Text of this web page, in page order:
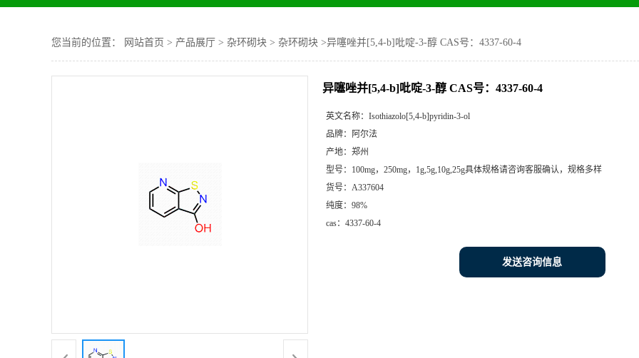
您当前的位置： 网站首页 > 产品展厅 > 杂环砌块 > 杂环砌块 >异噻唑并[5,4-b]吡啶-3-醇 CAS号：4337-60-4
异噻唑并[5,4-b]吡啶-3-醇 CAS号：4337-60-4
英文名称： Isothiazolo[5,4-b]pyridin-3-ol
品牌：
阿尔法
产地： 郑州
型号： 100mg，250mg，1g,5g,10g,25g具体规格请咨询客服确认，规格多样
货号： A337604
纯度： 98%
cas： 4337-60-4
发送咨询信息